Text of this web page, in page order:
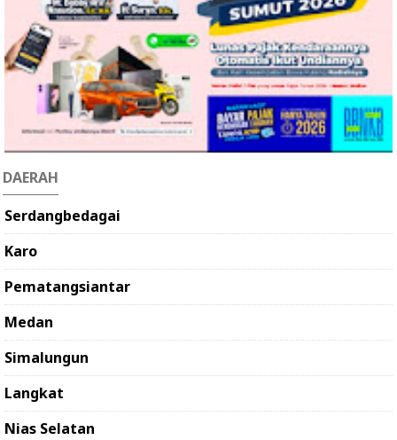
DAERAH
Serdangbedagai
Karo
Pematangsiantar
Medan
Simalungun
Langkat
Nias Selatan